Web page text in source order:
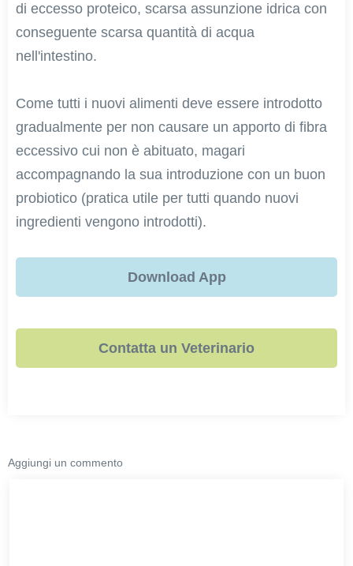
di eccesso proteico, scarsa assunzione idrica con
conseguente scarsa quantità di acqua
nell'intestino.
Come tutti i nuovi alimenti deve essere introdotto
gradualmente per non causare un apporto di fibra
eccessivo cui non è abituato, magari
accompagnando la sua introduzione con un buon
probiotico (pratica utile per tutti quando nuovi
ingredienti vengono introdotti).
Download App
Contatta un Veterinario
Aggiungi un commento